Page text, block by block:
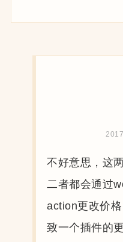
不好意思，这
二者都会通过
action更改价
致一个插件的